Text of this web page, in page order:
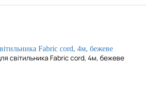
світильника Fabric cord, 4м, бежеве